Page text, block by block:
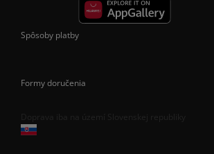
Spôsoby platby
Formy doručenia